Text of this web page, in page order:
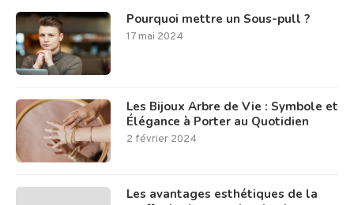
Pourquoi mettre un Sous-pull ?
17 mai 2024
Les Bijoux Arbre de Vie : Symbole et
Élégance à Porter au Quotidien
2 février 2024
Les avantages esthétiques de la